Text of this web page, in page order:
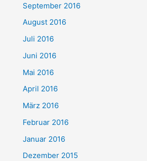
September 2016
August 2016
Juli 2016
Juni 2016
Mai 2016
April 2016
März 2016
Februar 2016
Januar 2016
Dezember 2015